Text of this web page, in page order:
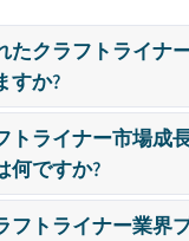
たクラフトライナ
すか?
トライナー市場成
何ですか?
フトライナー業界